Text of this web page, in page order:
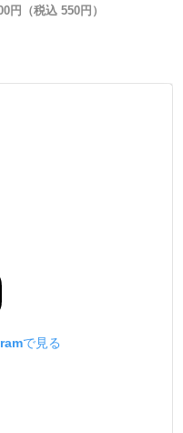
円（税込 550円）
で見る